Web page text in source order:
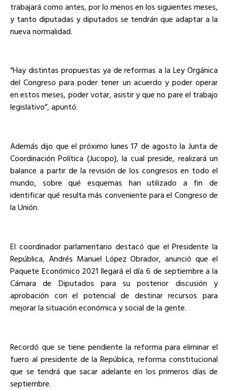
trabajará como antes, por lo menos en los siguientes meses,
y tanto diputadas y diputados se tendrán que adaptar a la
nueva normalidad.
“Hay distintas propuestas ya de reformas a la Ley Orgánica
del Congreso para poder tener un acuerdo y poder operar
en estos meses, poder votar, asistir y que no pare el trabajo
legislativo”, apuntó.
Además dijo que el próximo lunes 17 de agosto la Junta de
Coordinación Política (Jucopo), la cual preside, realizará un
balance a partir de la revisión de los congresos en todo el
mundo, sobre qué esquemas han utilizado a fin de
identificar qué resulta más conveniente para el Congreso de
la Unión.
El coordinador parlamentario destacó que el Presidente la
República, Andrés Manuel López Obrador, anunció que el
Paquete Económico 2021 llegará el día 6 de septiembre a la
Cámara de Diputados para su posterior discusión y
aprobación con el potencial de destinar recursos para
mejorar la situación económica y social de la gente.
Recordó que se tiene pendiente la reforma para eliminar el
fuero al presidente de la República, reforma constitucional
que se tendrá que sacar adelante en los primeros días de
septiembre.